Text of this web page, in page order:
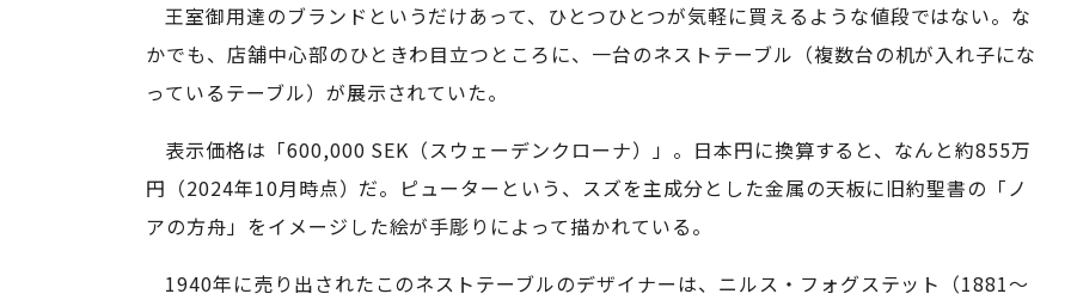
王室御用達のブランドというだけあって、ひとつひとつが気軽に買えるような値段ではない。な
かでも、店舗中心部のひときわ目立つところに、一台のネストテーブル（複数台の机が入れ子にな
っているテーブル）が展示されていた。
表示価格は「600,000 SEK（スウェーデンクローナ）」。日本円に換算すると、なんと約855万
円（2024年10月時点）だ。ピューターという、スズを主成分とした金属の天板に旧約聖書の「ノ
アの方舟」をイメージした絵が手彫りによって描かれている。
1940年に売り出されたこのネストテーブルのデザイナーは、ニルス・フォグステット（1881～